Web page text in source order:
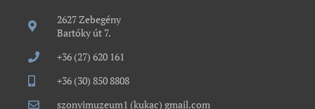
2627 Zebegény
Bartóky út 7.
+36 (27) 620 161
+36 (30) 850 8808
szonyimuzeum1 (kukac) gmail.com